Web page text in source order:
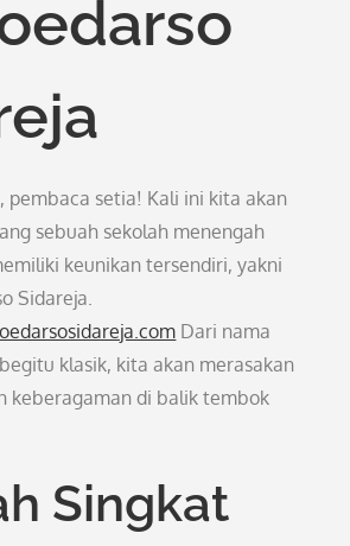
pembaca setia! Kali ini kita akan
sebuah sekolah menengah
keunikan tersendiri, yakni
Sidareja.
Dari nama
klasik, kita akan merasakan
keberagaman di balik tembok
Singkat